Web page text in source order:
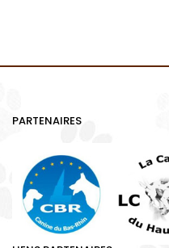
PARTENAIRES